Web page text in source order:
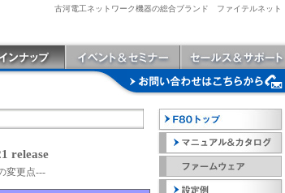
古河電工ネットワーク機器の総合ブランド ファイテルネット
release
変更点---